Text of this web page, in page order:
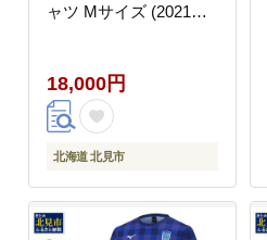
ャツ Mサイズ (2021年
ング )【137-0018】
18,000円
北海道 北見市